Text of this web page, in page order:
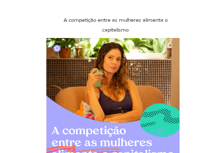
A competição entre as mulheres alimenta o
capitalismo